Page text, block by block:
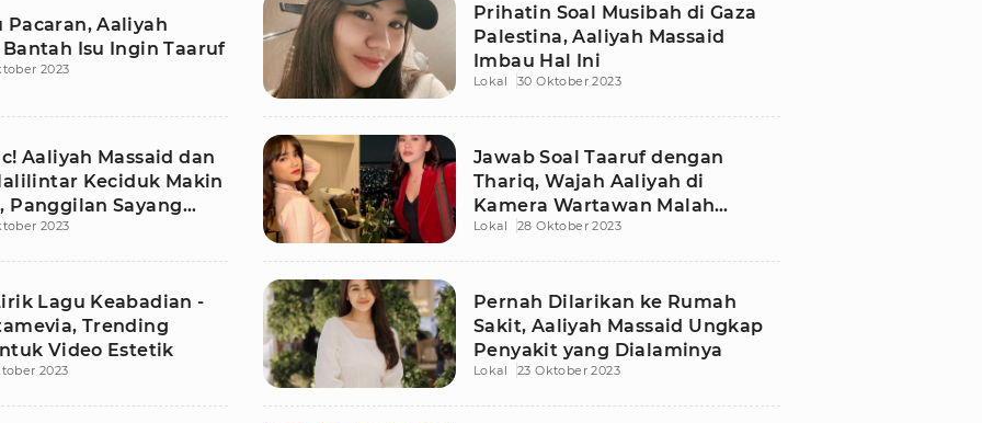
Pacaran, Aaliyah
Bantah Isu Ingin Taaruf
2023
Prihatin Soal Musibah di Gaza
Palestina, Aaliyah Massaid
Imbau Hal Ini
Lokal 30 Oktober 2023
Aaliyah Massaid dan
Keciduk Makin
Panggilan Sayang
2023
Jawab Soal Taaruf dengan
Thariq, Wajah Aaliyah di
Kamera Wartawan Malah
Dibandingkan dengan Fuji
Lokal 28 Oktober 2023
Lagu Keabadian -
Trending
Video Estetik
2023
Pernah Dilarikan ke Rumah
Sakit, Aaliyah Massaid Ungkap
Penyakit yang Dialaminya
Lokal 23 Oktober 2023